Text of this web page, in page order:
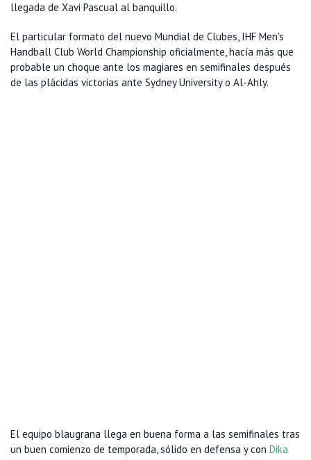
llegada de Xavi Pascual al banquillo.
El particular formato del nuevo Mundial de Clubes, IHF Men's
Handball Club World Championship oficialmente, hacía más que
probable un choque ante los magiares en semifinales después
de las plácidas victorias ante Sydney University o Al-Ahly.
El equipo blaugrana llega en buena forma a las semifinales tras
un buen comienzo de temporada, sólido en defensa y con Dika